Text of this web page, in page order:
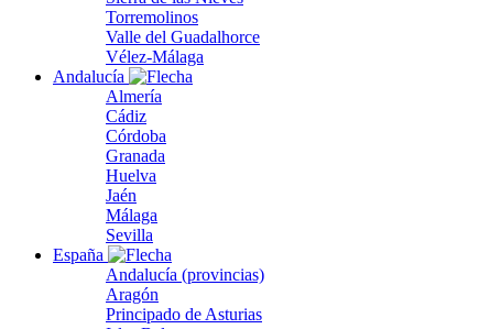
Torremolinos
Valle del Guadalhorce
Vélez-Málaga
Andalucía
Almería
Cádiz
Córdoba
Granada
Huelva
Jaén
Málaga
Sevilla
España
Andalucía (provincias)
Aragón
Principado de Asturias